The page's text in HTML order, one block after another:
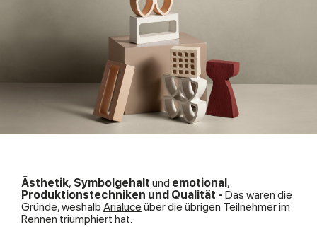
Ästhetik, Symbolgehalt und emotional,
Produktionstechniken und Qualität - Das waren die
Gründe, weshalb Arialuce über die übrigen Teilnehmer im
Rennen triumphiert hat.